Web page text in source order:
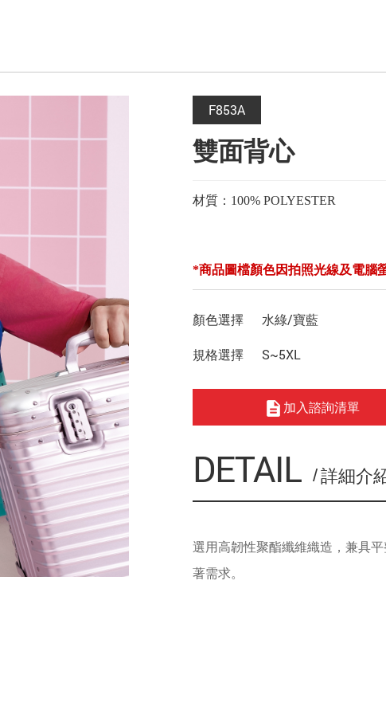
F853A
雙面背心
材質：100% POLYESTER
*商品圖檔顏色因拍照光線及電腦
顏色選擇 水綠/寶藍
規格選擇 S~5XL
加入諮詢清單
DETAIL 詳細介
選用高韌性聚酯纖維織造，兼具
著需求。